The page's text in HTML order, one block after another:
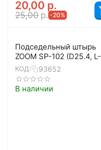
20,00 р.
25,00 р. -20%
Подседельный штырь
ZOOM SP-102 (D25.4, L-
400, чёрный матовый)
КОД: 93652
В наличии